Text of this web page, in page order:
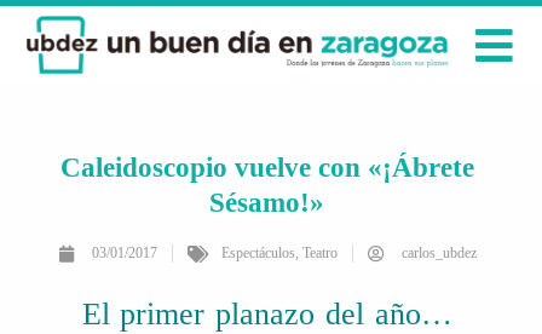
Caleidoscopio vuelve con «¡Ábrete
Sésamo!»
03/01/2017 Espectáculos, Teatro carlos_ubdez
El primer planazo del año…